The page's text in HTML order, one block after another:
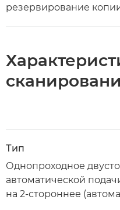
резервирование
Тип
Однопроходное
автоматической
на 2-стороннее